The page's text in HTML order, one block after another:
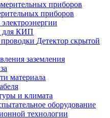
приборов
для КИП
Детектор скрытой
заземления
материала
и климата